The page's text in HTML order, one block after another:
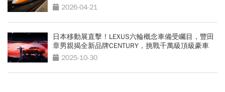
2026-04-21
日本移動展直擊！LEXUS六輪概念車備受矚目，豐田
章男親揭全新品牌CENTURY，挑戰千萬級頂級豪車
2025-10-30